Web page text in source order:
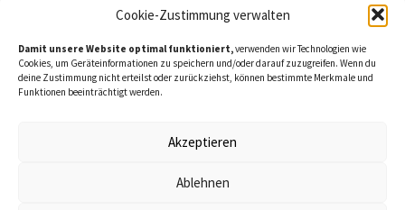
Cookie-Zustimmung verwalten
Damit unsere Website optimal funktioniert,verwenden wir Technologien wie
Cookies, um Geräteinformationen zu speichern und/oder darauf zuzugreifen. Wenn du
deine Zustimmung nicht erteilst oder zurückziehst, können bestimmte Merkmale und
Funktionen beeinträchtigt werden.
Akzeptieren
Ablehnen
kontaktieren oder direkt an unsere Bürgermeister/in schreiben.
Klicken Siehier…